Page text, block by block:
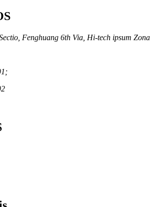
Fenghuang 6th Via, Hi-tech ipsum